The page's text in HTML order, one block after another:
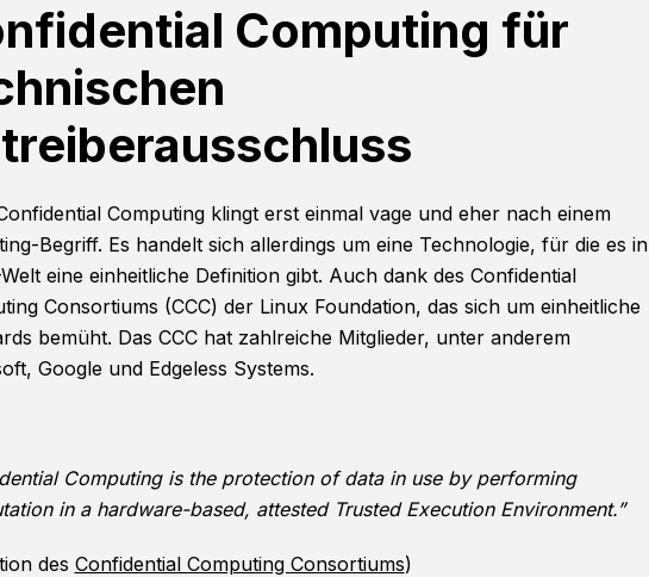
Computing für
Computing klingt erst einmal vage und eher nach einem
Begriff. Es handelt sich allerdings um eine Technologie, für die es in
eine einheitliche Definition gibt. Auch dank des Confidential
Consortiums (CCC) der Linux Foundation, das sich um einheitliche
bemüht. Das CCC hat zahlreiche Mitglieder, unter anderem
Google und Edgeless Systems.
Computing is the protection of data in use by performing
in a hardware-based, attested Trusted Execution Environment.”
des Confidential Computing Consortiums)